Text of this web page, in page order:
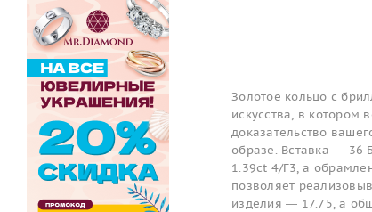
Золотое кольцо с
искусства, в котором
доказательство
образе. Вставка — 36
1.39ct 4/Г3, а
позволяет
изделия — 17.75, а